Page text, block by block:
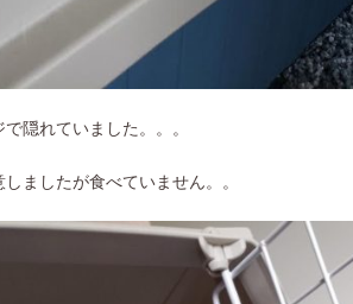
隠れていました。。。
ましたが食べていません。。